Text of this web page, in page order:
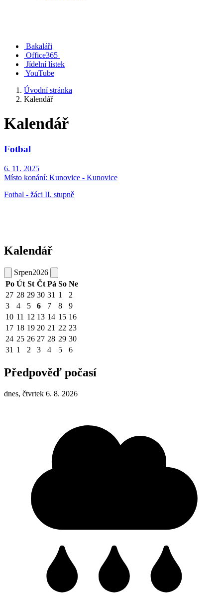
Bakaláři
Office365
Jídelní lístek
YouTube
Úvodní stránka
Kalendář
Kalendář
Fotbal
6. 11. 2025
Místo konání: Kunovice - Kunovice
Fotbal - žáci II. stupně
Kalendář
Srpen2026
Po Út St Čt Pá So Ne
27 28 29 30 31 1
2
3
4 5 6 7 8
9
10 11 12 13 14 15 16
17 18 19 20 21 22 23
24 25 26 27 28 29 30
31 1 2 3 4 5 6
Předpověď počasí
dnes, čtvrtek 6. 8. 2026